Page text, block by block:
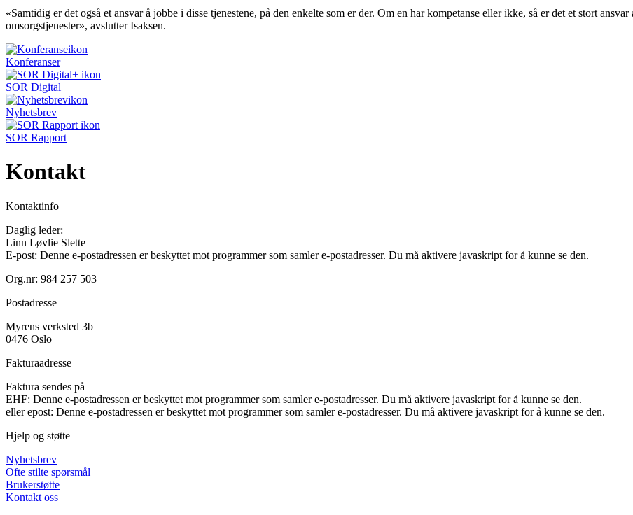
«Samtidig er det også et ansvar å jobbe i disse tjenestene, på den enkelte som er der. Om en har kompetanse eller ikke, så er det et stort
omsorgstjenester», avslutter Isaksen.
Konferanser
SOR Digital+
Nyhetsbrev
SOR Rapport
Kontakt
Kontaktinfo
Daglig leder:
Linn Løvlie Slette
E-post: Denne e-postadressen er beskyttet mot programmer som samler e-postadresser. Du må aktivere javaskript for å kunne se den.
Org.nr: 984 257 503
Postadresse
Myrens verksted 3b
0476 Oslo
Fakturaadresse
Faktura sendes på
EHF: Denne e-postadressen er beskyttet mot programmer som samler e-postadresser. Du må aktivere javaskript for å kunne se den.
eller epost: Denne e-postadressen er beskyttet mot programmer som samler e-postadresser. Du må aktivere javaskript for å kunne se den.
Hjelp og støtte
Nyhetsbrev
Ofte stilte spørsmål
Brukerstøtte
Kontakt oss